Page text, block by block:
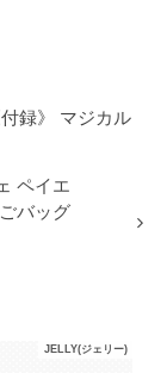
録》 マジカル
ペイエ
バッグ
JELLY(ジェリー)